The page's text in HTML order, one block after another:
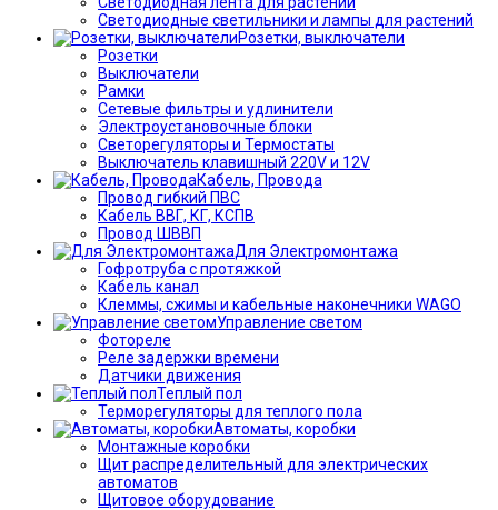
Светодиодные светильники и лампы для растений
Розетки, выключатели
Розетки
Выключатели
Рамки
Сетевые фильтры и удлинители
Электроустановочные блоки
Светорегуляторы и Термостаты
Выключатель клавишный 220V и 12V
Кабель, Провода
Провод гибкий ПВС
Кабель ВВГ, КГ, КСПВ
Провод ШВВП
Для Электромонтажа
Гофротруба с протяжкой
Кабель канал
Клеммы, сжимы и кабельные наконечники WAGO
Управление светом
Фотореле
Реле задержки времени
Датчики движения
Теплый пол
Терморегуляторы для теплого пола
Автоматы, коробки
Монтажные коробки
Щит распределительный для электрических
автоматов
Щитовое оборудование